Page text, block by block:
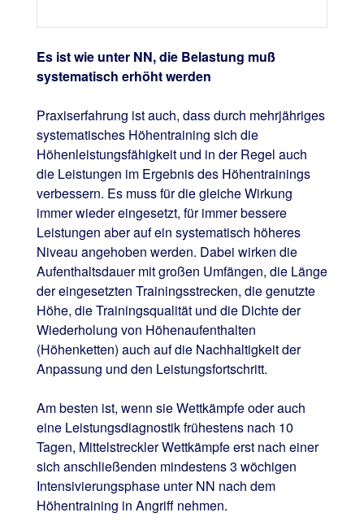
Es ist wie unter NN, die Belastung muß
systematisch erhöht werden
Praxiserfahrung ist auch, dass durch mehrjähriges
systematisches Höhentraining sich die
Höhenleistungsfähigkeit und in der Regel auch
die Leistungen im Ergebnis des Höhentrainings
verbessern. Es muss für die gleiche Wirkung
immer wieder eingesetzt, für immer bessere
Leistungen aber auf ein systematisch höheres
Niveau angehoben werden. Dabei wirken die
Aufenthaltsdauer mit großen Umfängen, die Länge
der eingesetzten Trainingsstrecken, die genutzte
Höhe, die Trainingsqualität und die Dichte der
Wiederholung von Höhenaufenthalten
(Höhenketten) auch auf die Nachhaltigkeit der
Anpassung und den Leistungsfortschritt.
Am besten ist, wenn sie Wettkämpfe oder auch
eine Leistungsdiagnostik frühestens nach 10
Tagen, Mittelstreckler Wettkämpfe erst nach einer
sich anschließenden mindestens 3 wöchigen
Intensivierungsphase unter NN nach dem
Höhentraining in Angriff nehmen.